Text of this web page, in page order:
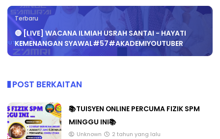
Terbaru
🔴 [LIVE] WACANA ILMIAH USRAH SANTAI - HAYATI
KEMENANGAN SYAWAL#57#AKADEMIYOUTUBER
POST BERKAITAN
📚TUISYEN ONLINE PERCUMA FIZIK SPM
MINGGU INI📚
Unknown 2 tahun yang lalu